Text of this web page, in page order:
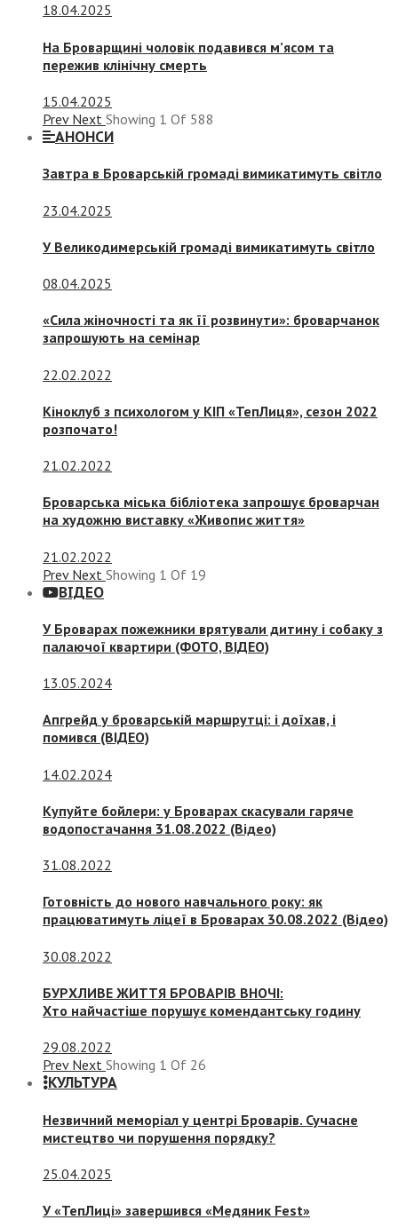
18.04.2025
На Броварщині чоловік подавився м’ясом та
пережив клінічну смерть
15.04.2025
Prev Next Showing 1 Of 588
АНОНСИ
Завтра в Броварській громаді вимикатимуть світло
23.04.2025
У Великодимерській громаді вимикатимуть світло
08.04.2025
«Сила жіночності та як її розвинути»: броварчанок
запрошують на семінар
22.02.2022
Кіноклуб з психологом у КІП «ТепЛиця», сезон 2022
розпочато!
21.02.2022
Броварська міська бібліотека запрошує броварчан
на художню виставку «Живопис життя»
21.02.2022
Prev Next Showing 1 Of 19
ВІДЕО
У Броварах пожежники врятували дитину і собаку з
палаючої квартири (ФОТО, ВІДЕО)
13.05.2024
Апгрейд у броварській маршрутці: і доїхав, і
помився (ВІДЕО)
14.02.2024
Купуйте бойлери: у Броварах скасували гаряче
водопостачання 31.08.2022 (Відео)
31.08.2022
Готовність до нового навчального року: як
працюватимуть ліцеї в Броварах 30.08.2022 (Відео)
30.08.2022
БУРХЛИВЕ ЖИТТЯ БРОВАРІВ ВНОЧІ:
Хто найчастіше порушує комендантську годину
29.08.2022
Prev Next Showing 1 Of 26
КУЛЬТУРА
Незвичний меморіал у центрі Броварів. Сучасне
мистецтво чи порушення порядку?
25.04.2025
У «ТепЛиці» завершився «Медяник Fest»